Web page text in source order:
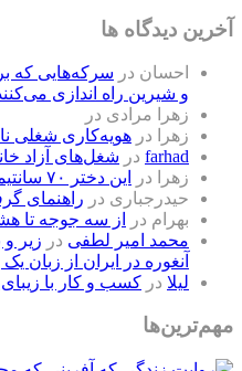
آخرین دیدگاه ها
احسان در سرکه‌هایی که
و شیرین راه اندازی
زهرا مرادی در
زهرا
در هویه‌کاری شغلی
farhad در شغل‌های آزاد
زهرا
در
این دختر ۷۰ سانتیمتری، یک کارآفرین نمونه است
حیدرجباری در راهنمای
بهرام در
از سه جوجه تا
محمد امیر لطفی در زیر
آنغوره در ایران از زبان
لیلا در کسب و کار با
مهم‌ترین‌ها